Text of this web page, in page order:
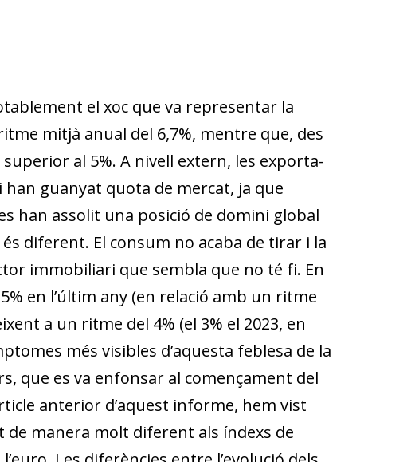
el xoc que va representar la
mitjà anual del 6,7%, mentre que, des
al 5%. A nivell extern, les exporta­
guanyat quota de mercat, ja que
han assolit una posició de domini global
diferent. El consum no acaba de tirar i la
immobi­­liari que sembla que no té fi. En
en l’últim any (en relació amb un ritme
a un ritme del 4% (el 3% el 2023, en
més visibles d’aquesta feblesa de la
que es va enfonsar al començament del
anterior d’aquest informe, hem vist
de manera molt diferent als índexs de